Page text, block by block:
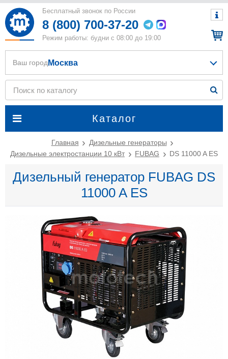
Бесплатный звонок по России
8 (800) 700-37-20
Режим работы: будни с 08:00 до 19:00
Каталог
Ваш город Москва
Главная
Дизельные генераторы
Дизельные электростанции 10 кВт
FUBAG DS 11000 A ES
Дизельный генератор FUBAG DS
11000 A ES